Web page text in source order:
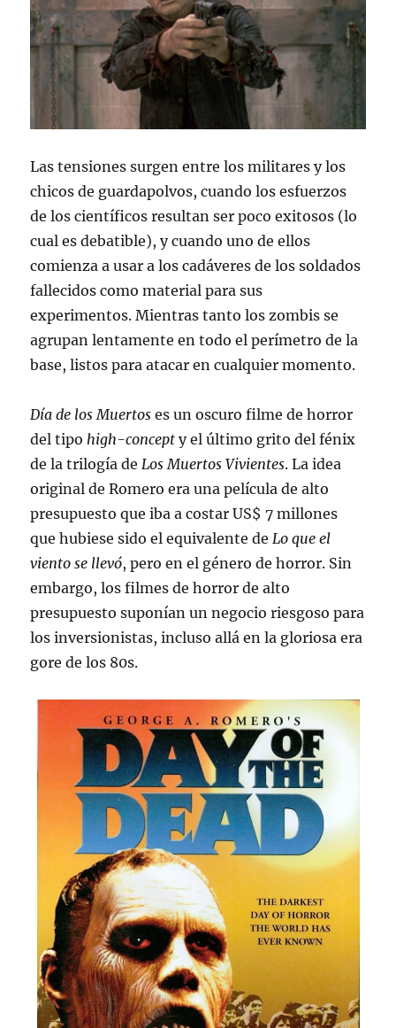
Las tensiones surgen entre los militares y los
chicos de guardapolvos, cuando los esfuerzos
de los científicos resultan ser poco exitosos (lo
cual es debatible), y cuando uno de ellos
comienza a usar a los cadáveres de los soldados
fallecidos como material para sus
experimentos. Mientras tanto los zombis se
agrupan lentamente en todo el perímetro de la
base, listos para atacar en cualquier momento.
Día de los Muertos es un oscuro filme de horror
del tipo high-concept y el último grito del fénix
de la trilogía de Los Muertos Vivientes. La idea
original de Romero era una película de alto
presupuesto que iba a costar US$ 7 millones
que hubiese sido el equivalente de Lo que el
viento se llevó, pero en el género de horror. Sin
embargo, los filmes de horror de alto
presupuesto suponían un negocio riesgoso para
los inversionistas, incluso allá en la gloriosa era
gore de los 80s.